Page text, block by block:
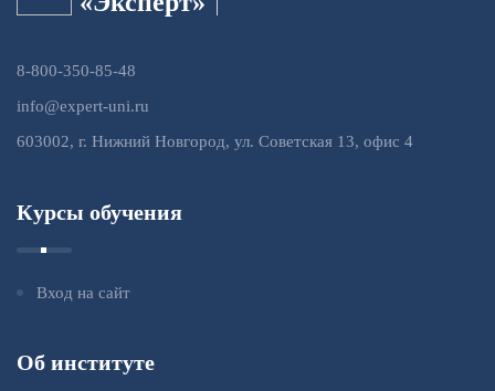
8-800-350-85-48
info@expert-uni.ru
603002, г. Нижний Новгород, ул. Советская 13, офис 4
Курсы обучения
Вход на сайт
Об институте